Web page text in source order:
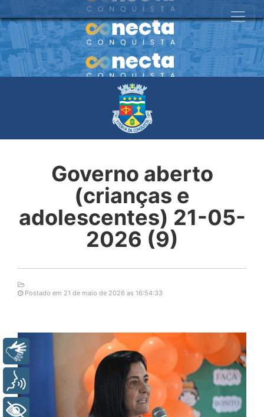
Governo aberto
(crianças e
adolescentes) 21-05-
2026 (9)
Postado em 21 de maio de 2026 as 16:54:33
+ Acessibilidade